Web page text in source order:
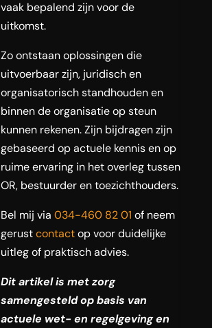
vaak bepalend zijn voor de
uitkomst.
Zo ontstaan oplossingen die
uitvoerbaar zijn, juridisch en
organisatorisch standhouden en
binnen de organisatie op steun
kunnen rekenen. Zijn bijdragen zijn
gebaseerd op actuele kennis en op
ruime ervaring in het overleg tussen
OR, bestuurder en toezichthouders.
Bel mij via 034-460 82 01 of neem
gerustcontactop voor duidelijke
uitleg of praktisch advies.
Dit artikel is met zorg
samengesteld op basis van
actuele wet- en regelgeving en